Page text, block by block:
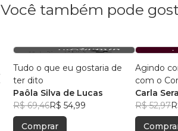
Você também pode
Tudo o que eu gostaria de
ter dito
Paôla Silva de Lucas
R$ 69,46R$ 54,99
Comprar
Agindo
com o
Carla
R$ 52,97